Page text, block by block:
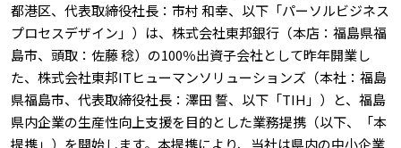
都港区、代表取締役社長：市村 和幸、以下「パーソルビジネス
プロセスデザイン」）は、株式会社東邦銀行（本店：福島県福
島市、頭取：佐藤 稔）の100％出資子会社として昨年開業し
た、株式会社東邦ITヒューマンソリューションズ（本社：福島
県福島市、代表取締役社長：澤田 誓、以下「TIH」）と、福島
県内企業の生産性向上支援を目的とした業務提携（以下、「本
提携」）を開始します。本提携により、当社は県内の中小企業